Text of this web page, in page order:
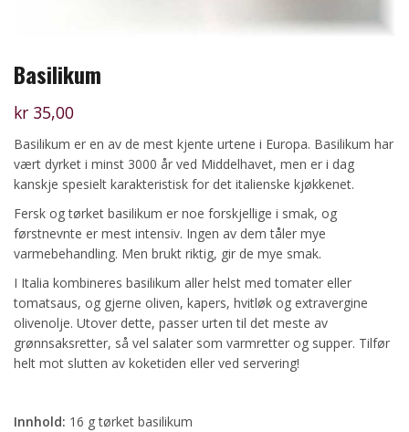
Basilikum
kr 35,00
Basilikum er en av de mest kjente urtene i Europa. Basilikum har
vært dyrket i minst 3000 år ved Middelhavet, men er i dag
kanskje spesielt karakteristisk for det italienske kjøkkenet.
Fersk og tørket basilikum er noe forskjellige i smak, og
førstnevnte er mest intensiv. Ingen av dem tåler mye
varmebehandling. Men brukt riktig, gir de mye smak.
I Italia kombineres basilikum aller helst med tomater eller
tomatsaus, og gjerne oliven, kapers, hvitløk og extravergine
olivenolje. Utover dette, passer urten til det meste av
grønnsaksretter, så vel salater som varmretter og supper. Tilfør
helt mot slutten av koketiden eller ved servering!
Innhold: 16 g tørket basilikum